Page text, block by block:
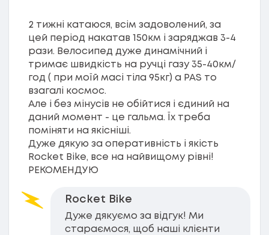
2 тижні катаюся, всім задоволений, за
цей період накатав 150км і заряджав 3-4
рази. Велосипед дуже динамічний і
тримає швидкість на ручці газу 35-40км/
год ( при моїй масі тіла 95кг) а PAS то
взагалі космос.
Але і без мінусів не обійтися і єдиний на
даний момент - це гальма. Їх треба
поміняти на якісніші.
Дуже дякую за оперативність і якість
Rocket Bike, все на найвищому рівні!
РЕКОМЕНДУЮ
Rocket Bike
Дуже дякуємо за відгук! Ми
стараємося, щоб наші клієнти